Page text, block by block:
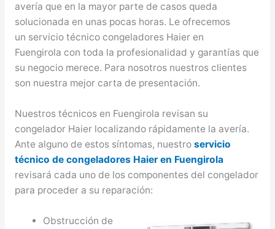
avería que en la mayor parte de casos queda
solucionada en unas pocas horas. Le ofrecemos
un servicio técnico congeladores Haier en
Fuengirola con toda la profesionalidad y garantías que
su negocio merece. Para nosotros nuestros clientes
son nuestra mejor carta de presentación.
Nuestros técnicos en Fuengirola revisan su
congelador Haier localizando rápidamente la avería.
Ante alguno de estos síntomas, nuestro servicio
técnico de congeladores Haier en Fuengirola
revisará cada uno de los componentes del congelador
para proceder a su reparación:
Obstrucción de